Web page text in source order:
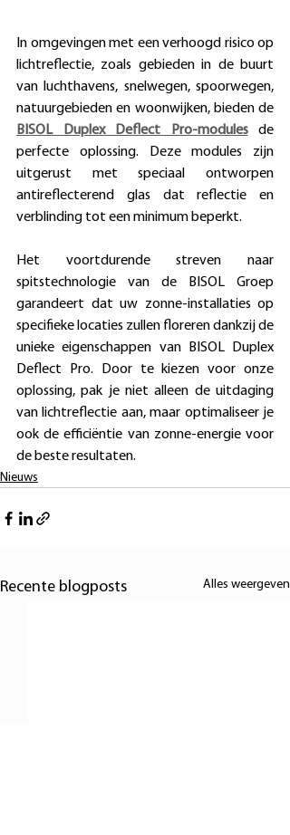
In omgevingen met een verhoogd risico op
lichtreflectie, zoals gebieden in de buurt
van luchthavens, snelwegen, spoorwegen,
BISOL Duplex Deflect Pro-modules de
perfecte oplossing. Deze modules zijn
uitgerust met speciaal ontworpen
antireflecterend glas dat reflectie en
verblinding tot een minimum beperkt.
Het voortdurende streven naar
spitstechnologie van de BISOL Groep
garandeert dat uw zonne-installaties op
specifieke locaties zullen floreren dankzij de
unieke eigenschappen van BISOL Duplex
Deflect Pro. Door te kiezen voor onze
oplossing, pak je niet alleen de uitdaging
van lichtreflectie aan, maar optimaliseer je
ook de efficiëntie van zonne-energie voor
de beste resultaten.
Nieuws
Recente blogposts Alles weergeven